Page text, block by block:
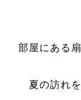
部屋にある
夏の訪れ